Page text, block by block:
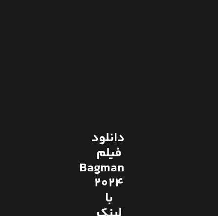
دانلود
فیلم
Bagman
2024
با